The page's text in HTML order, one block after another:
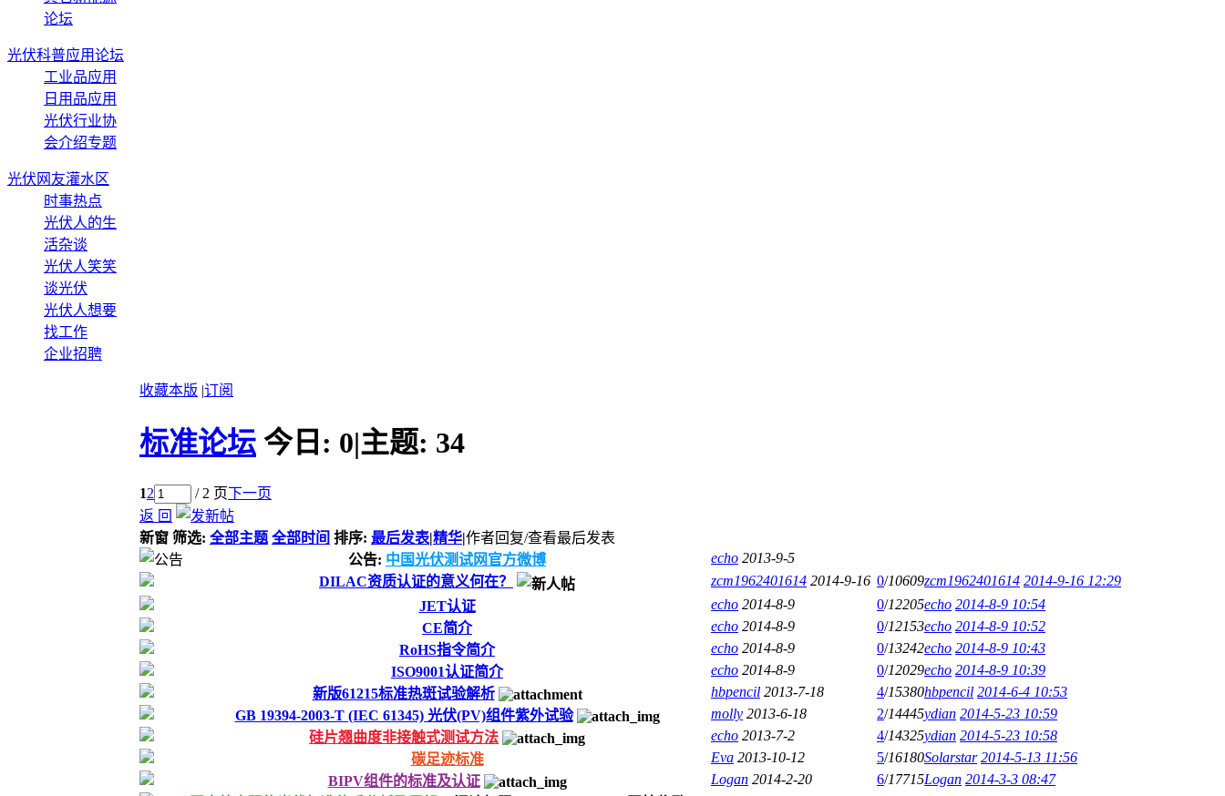
论坛
光伏科普应用论坛
工业品应用
日用品应用
光伏行业协
会介绍专题
光伏网友灌水区
时事热点
光伏人的生
活杂谈
光伏人笑笑
谈光伏
光伏人想要
找工作
企业招聘
收藏本版 |订阅
标准论坛 今日: 0|主题: 34
12 / 2 页下一页
返 回
新窗 筛选: 全部主题 全部时间 排序: 最后发表|精华|作者回复/查看最后发表
公告: 中国光伏测试网官方微博 echo 2013-9-5
DILAC资质认证的意义何在？
zcm1962401614 2014-9-16 0/10609zcm1962401614 2014-9-16 12:29
JET认证
echo 2014-8-9 0/12205echo 2014-8-9 10:54
CE简介
echo 2014-8-9 0/12153echo 2014-8-9 10:52
RoHS指令简介
echo 2014-8-9 0/13242echo 2014-8-9 10:43
ISO9001认证简介
echo 2014-8-9 0/12029echo 2014-8-9 10:39
新版61215标准热斑试验解析
hbpencil 2013-7-18 4/15380hbpencil 2014-6-4 10:53
GB 19394-2003-T (IEC 61345) 光伏(PV)组件紫外试验
molly 2013-6-18 2/14445ydian 2014-5-23 10:59
硅片翘曲度非接触式测试方法
echo 2013-7-2 4/14325ydian 2014-5-23 10:58
碳足迹标准
Eva 2013-10-12 5/16180Solarstar 2014-5-13 11:56
BIPV组件的标准及认证
Logan 2014-2-20 6/17715Logan 2014-3-3 08:47